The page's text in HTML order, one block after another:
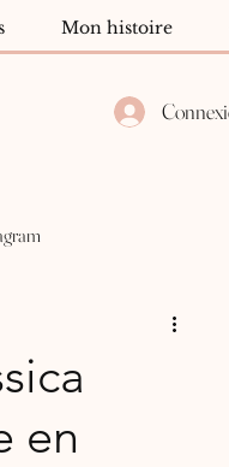
Mon histoire
en